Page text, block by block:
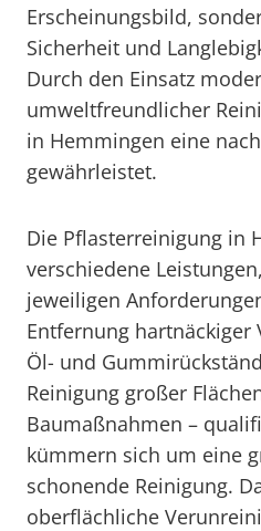
Erscheinungsbild,
Sicherheit und
Durch den Einsatz
umweltfreundlicher
in Hemmingen eine
gewährleistet.
Die Pflasterreinigung in
verschiedene
jeweiligen
Entfernung hartnäckiger
Öl- und
Reinigung großer
Baumaßnahmen –
kümmern sich um eine
schonende Reinigung.
oberflächliche